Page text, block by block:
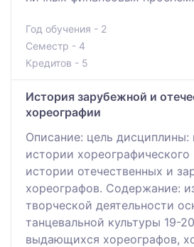
Год обучения - 2
Семестр - 4
Кредитов - 5
История зарубежной и
хореографии
Описание: цель дисциплины:
истории хореографического
истории отечественных и
хореографов. Содержание:
творческой деятельности
танцевальной культуры 19-
выдающихся хореографов,